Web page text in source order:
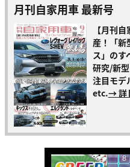
月刊自家用車 最新号
【月刊
産！「新
ス」のす
研究/新
注目モデ
etc.→ 詳